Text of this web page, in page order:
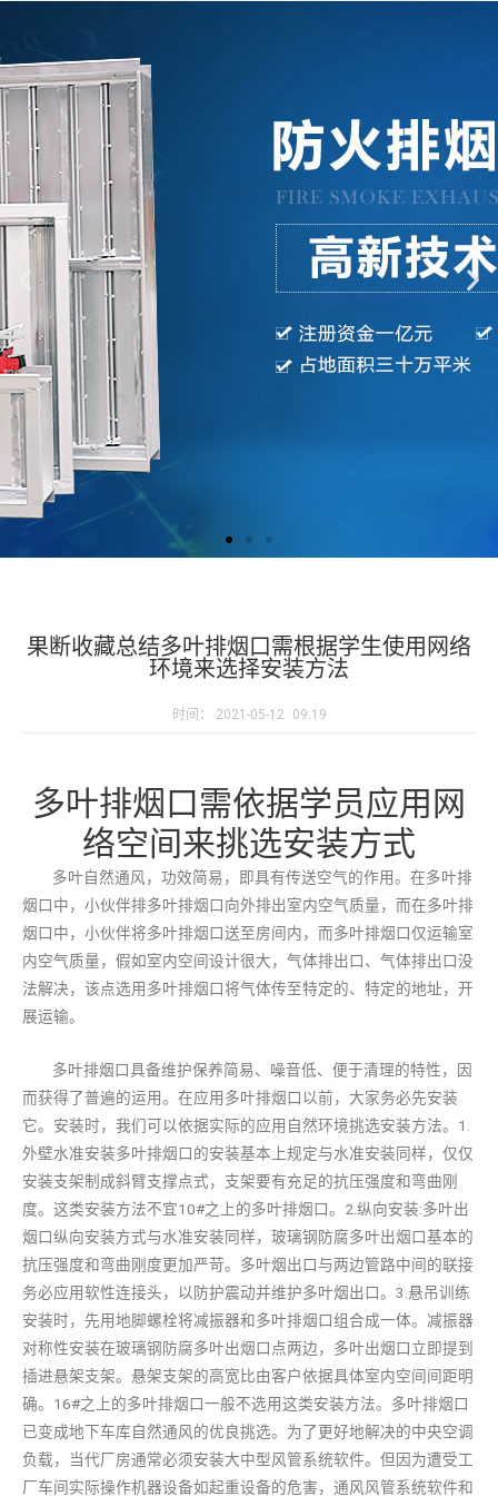
果断收藏总结多叶排烟口需根据学生使用网络
环境来选择安装方法
时间： 2021-05-12 09:19
多叶排烟口需依据学员应用网
络空间来挑选安装方式
多叶自然通风，功效简易，即具有传送空气的作用。在多叶排
烟口中，小伙伴排多叶排烟口向外排出室内空气质量，而在多叶排
烟口中，小伙伴将多叶排烟口送至房间内，而多叶排烟口仅运输室
内空气质量，假如室内空间设计很大，气体排出口、气体排出口没
法解决，该点选用多叶排烟口将气体传至特定的、特定的地址，开
展运输。
多叶排烟口具备维护保养简易、噪音低、便于清理的特性，因
而获得了普遍的运用。在应用多叶排烟口以前，大家务必先安装
它。安装时，我们可以依据实际的应用自然环境挑选安装方法。1.
外壁水准安装多叶排烟口的安装基本上规定与水准安装同样，仅仅
安装支架制成斜臂支撑点式，支架要有充足的抗压强度和弯曲刚
度。这类安装方法不宜10#之上的多叶排烟口。2.纵向安装:多叶出
烟口纵向安装方式与水准安装同样，玻璃钢防腐多叶出烟口基本的
抗压强度和弯曲刚度更加严苛。多叶烟出口与两边管路中间的联接
务必应用软性连接头，以防护震动并维护多叶烟出口。3.悬吊训练
安装时，先用地脚螺栓将减振器和多叶排烟口组合成一体。减振器
对称性安装在玻璃钢防腐多叶出烟口点两边，多叶出烟口立即提到
插进悬架支架。悬架支架的高宽比由客户依据具体室内空间间距明
确。16#之上的多叶排烟口一般不选用这类安装方法。多叶排烟口
已变成地下车库自然通风的优良挑选。为了更好地解决的中央空调
负载，当代厂房通常必须安装大中型风管系统软件。但因为遭受工
厂车间实际操作机器设备如起重设备的危害，通风风管系统软件和